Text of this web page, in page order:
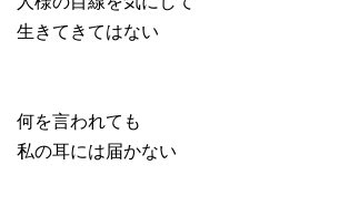
生きてきてはない
何を言われても
私の耳には届かない